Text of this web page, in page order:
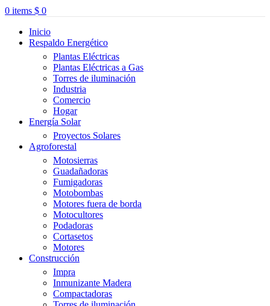
0 items $ 0
Inicio
Respaldo Energético
Plantas Eléctricas
Plantas Eléctricas a Gas
Torres de iluminación
Industria
Comercio
Hogar
Energía Solar
Proyectos Solares
Agroforestal
Motosierras
Guadañadoras
Fumigadoras
Motobombas
Motores fuera de borda
Motocultores
Podadoras
Cortasetos
Motores
Construcción
Impra
Inmunizante Madera
Compactadoras